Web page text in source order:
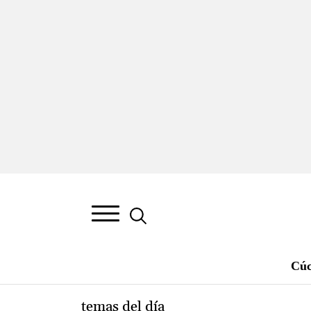
temas del día